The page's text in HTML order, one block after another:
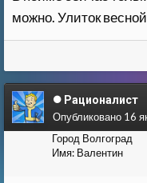
можно. Улиток
Рационалист
Город Волгоград
Имя: Валентин
Опубликовано 16